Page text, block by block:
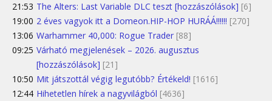
21:53 The Alters: Last Variable DLC teszt [hozzászólások] [6]
19:00 2 éves vagyok itt a Domeon.HIP-HOP HURÁÁ!!!!!! [270]
13:06 Warhammer 40,000: Rogue Trader [88]
09:25 Várható megjelenések – 2026. augusztus
[hozzászólások] [21]
10:50 Mit játszottál végig legutóbb? Értékeld! [1616]
12:44 Hihetetlen hírek a nagyvilágból [4636]